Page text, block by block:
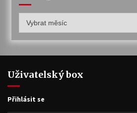
archiv
Uživatelský box
Přihlásit se